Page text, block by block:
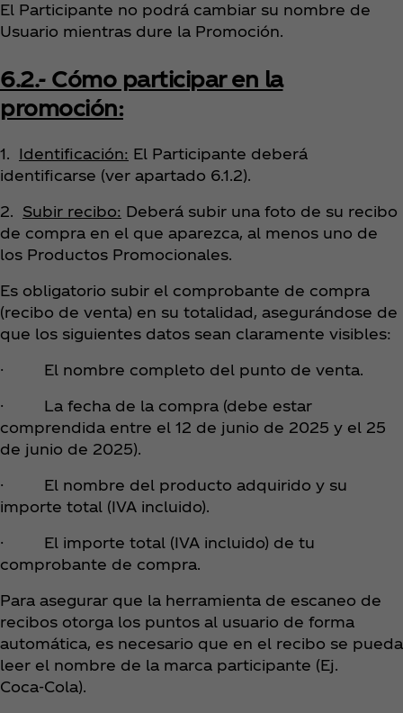
El Participante no podrá cambiar su nombre de
Usuario mientras dure la Promoción.
6.2.- Cómo participar en la
promoción:
1. Identificación: El Participante deberá
identificarse (ver apartado 6.1.2).
2. Subir recibo: Deberá subir una foto de su recibo
de compra en el que aparezca, al menos uno de
los Productos Promocionales.
Es obligatorio subir el comprobante de compra
(recibo de venta) en su totalidad, asegurándose de
que los siguientes datos sean claramente visibles:
· El nombre completo del punto de venta.
· La fecha de la compra (debe estar
comprendida entre el 12 de junio de 2025 y el 25
de junio de 2025).
· El nombre del producto adquirido y su
importe total (IVA incluido).
· El importe total (IVA incluido) de tu
comprobante de compra.
Para asegurar que la herramienta de escaneo de
recibos otorga los puntos al usuario de forma
automática, es necesario que en el recibo se pueda
leer el nombre de la marca participante (Ej.
Coca‑Cola).